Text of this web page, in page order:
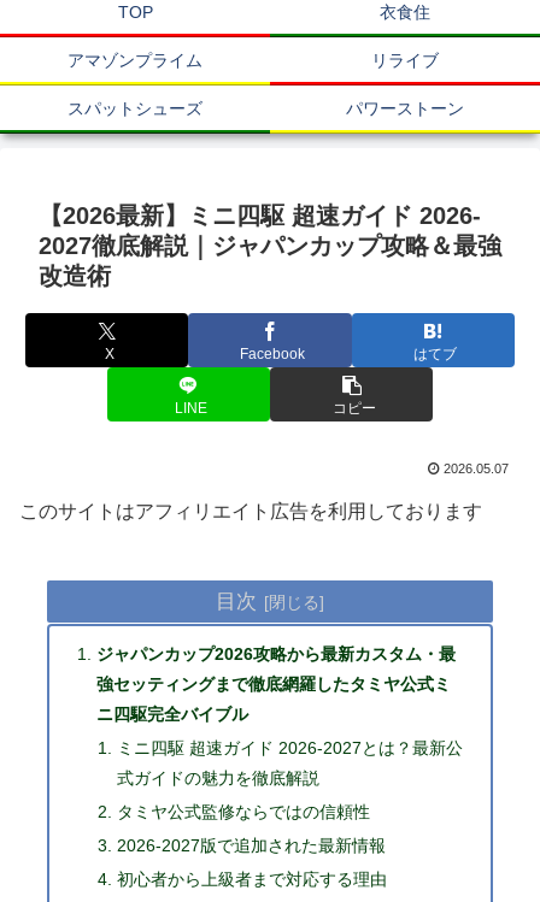
TOP 衣食住
アマゾンプライム リライブ
スパットシューズ パワーストーン
【2026最新】ミニ四駆 超速ガイド 2026-
2027徹底解説｜ジャパンカップ攻略＆最強
改造術
X Facebook はてブ
LINE コピー
2026.05.07
このサイトはアフィリエイト広告を利用しております
目次
ジャパンカップ2026攻略から最新カスタム・最
強セッティングまで徹底網羅したタミヤ公式ミ
ニ四駆完全バイブル
ミニ四駆 超速ガイド 2026-2027とは？最新公
式ガイドの魅力を徹底解説
タミヤ公式監修ならではの信頼性
2026-2027版で追加された最新情報
初心者から上級者まで対応する理由